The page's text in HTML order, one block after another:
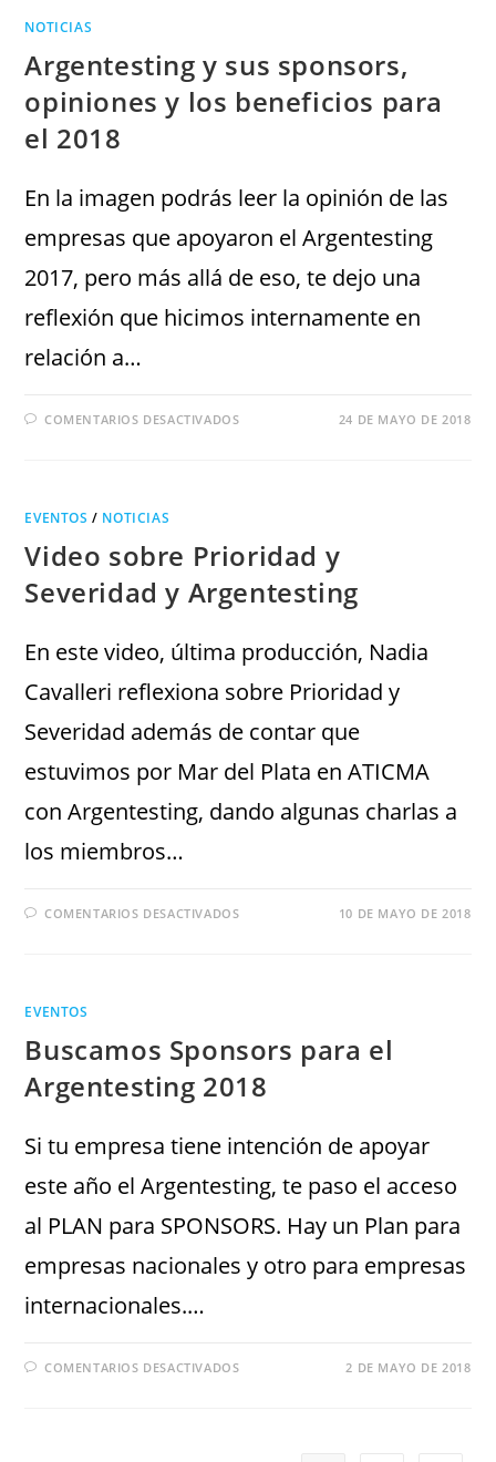
NOTICIAS
Argentesting y sus sponsors,
opiniones y los beneficios para
el 2018
En la imagen podrás leer la opinión de las
empresas que apoyaron el Argentesting
2017, pero más allá de eso, te dejo una
reflexión que hicimos internamente en
relación a…
COMENTARIOS DESACTIVADOS 24 DE MAYO DE 2018
EVENTOS / NOTICIAS
Video sobre Prioridad y
Severidad y Argentesting
En este video, última producción, Nadia
Cavalleri reflexiona sobre Prioridad y
Severidad además de contar que
estuvimos por Mar del Plata en ATICMA
con Argentesting, dando algunas charlas a
los miembros…
COMENTARIOS DESACTIVADOS 10 DE MAYO DE 2018
EVENTOS
Buscamos Sponsors para el
Argentesting 2018
Si tu empresa tiene intención de apoyar
este año el Argentesting, te paso el acceso
al PLAN para SPONSORS. Hay un Plan para
empresas nacionales y otro para empresas
internacionales.…
COMENTARIOS DESACTIVADOS 2 DE MAYO DE 2018